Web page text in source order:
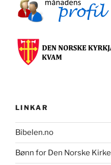
LINKAR
Bibelen.no
Bønn for Den Norske Kirke